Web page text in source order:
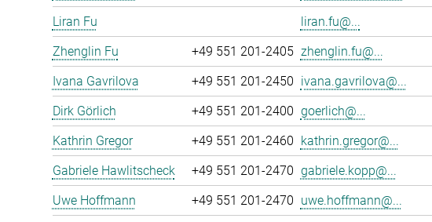
Liran Fu
liran.fu@...
Zhenglin Fu
+49 551 201-2405 zhenglin.fu@...
Ivana Gavrilova
+49 551 201-2450 ivana.gavrilova@...
Dirk Görlich
+49 551 201-2400 goerlich@...
Kathrin Gregor
+49 551 201-2460 kathrin.gregor@...
Gabriele Hawlitscheck
+49 551 201-2470 gabriele.kopp@...
Uwe Hoffmann
+49 551 201-2470 uwe.hoffmann@...